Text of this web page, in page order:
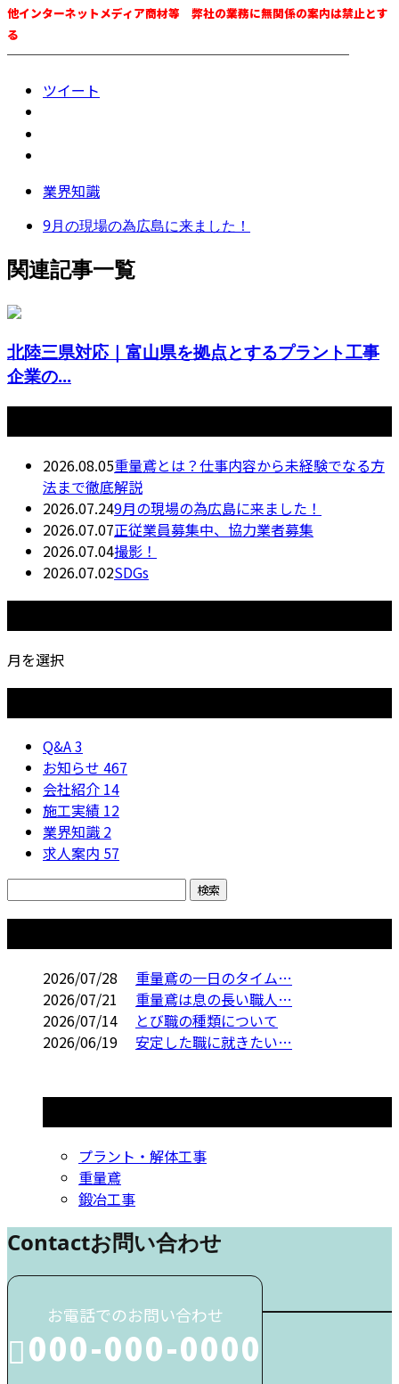
他インターネットメディア商材等 弊社の業務に無関係の案内は禁止とす
る
────────────────────────
ツイート
業界知識
9月の現場の為広島に来ました！
関連記事一覧
北陸三県対応｜富山県を拠点とするプラント工事
企業の...
2026.08.05重量鳶とは？仕事内容から未経験でなる方
法まで徹底解説
2026.07.249月の現場の為広島に来ました！
2026.07.07正従業員募集中、協力業者募集
2026.07.04撮影！
2026.07.02SDGs
月を選択
Q&A3
お知らせ 467
会社紹介 14
施工実績 12
業界知識 2
求人案内 57
2026/07/28
重量鳶の一日のタイム…
2026/07/21
重量鳶は息の長い職人…
2026/07/14
とび職の種類について
2026/06/19
安定した職に就きたい…
プラント・解体工事
重量鳶
鍛冶工事
Contactお問い合わせ
お電話でのお問い合わせ
000-000-0000